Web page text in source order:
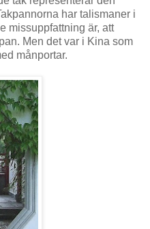
har talismaner i
missuppfattning är, att
Men det var i Kina som
månportar.